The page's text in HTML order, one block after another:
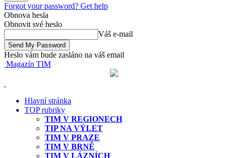
Forgot your password? Get help
Obnova hesla
Obnovit své heslo
Váš e-mail
Heslo vám bude zasláno na váš email
Magazín TIM
Hlavní stránka
TOP rubriky
TIM V REGIONECH
TIP NA VÝLET
TIM V PRAZE
TIM V BRNĚ
TIM V LÁZNÍCH